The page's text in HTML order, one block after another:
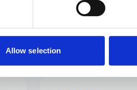
Allow selection
Stazione
km). Da entrambe